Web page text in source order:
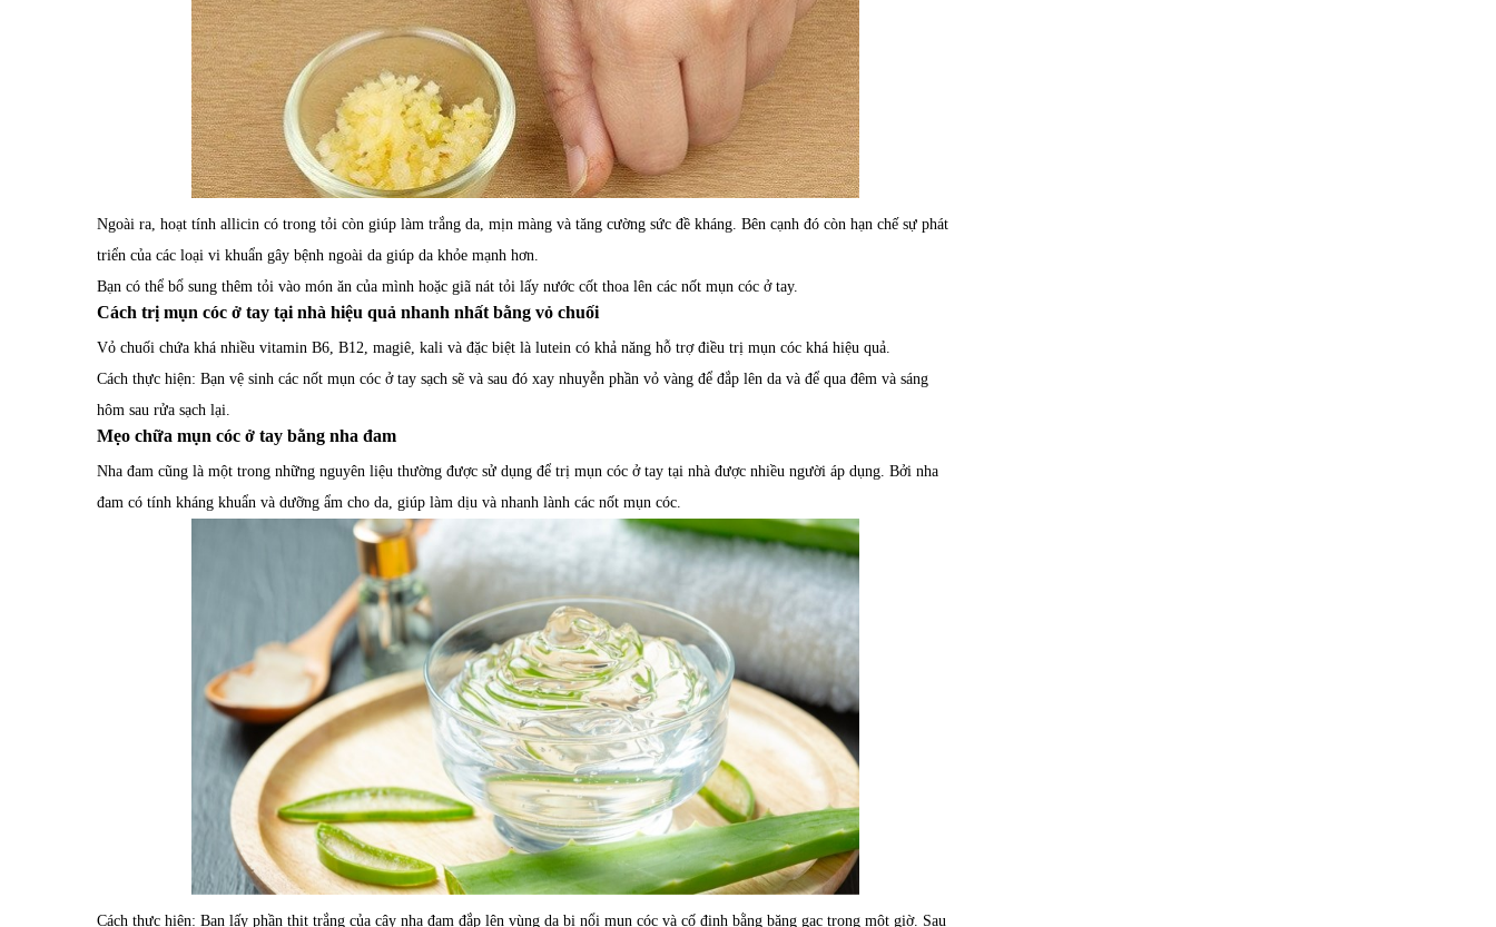
Ngoài ra, hoạt tính allicin có trong tỏi còn giúp làm trắng da, mịn màng và tăng cường sức đề kháng. Bên cạnh đó còn hạn chế sự phát
triển của các loại vi khuẩn gây bệnh ngoài da giúp da khỏe mạnh hơn.
Bạn có thể bổ sung thêm tỏi vào món ăn của mình hoặc giã nát tỏi lấy nước cốt thoa lên các nốt mụn cóc ở tay.
Cách trị mụn cóc ở tay tại nhà hiệu quả nhanh nhất bằng vỏ chuối
Vỏ chuối chứa khá nhiều vitamin B6, B12, magiê, kali và đặc biệt là lutein có khả năng hỗ trợ điều trị mụn cóc khá hiệu quả.
Cách thực hiện: Bạn vệ sinh các nốt mụn cóc ở tay sạch sẽ và sau đó xay nhuyễn phần vỏ vàng để đắp lên da và để qua đêm và sáng
hôm sau rửa sạch lại.
Mẹo chữa mụn cóc ở tay bằng nha đam
Nha đam cũng là một trong những nguyên liệu thường được sử dụng để trị mụn cóc ở tay tại nhà được nhiều người áp dụng. Bởi nha
đam có tính kháng khuẩn và dưỡng ẩm cho da, giúp làm dịu và nhanh lành các nốt mụn cóc.
Cách thực hiện: Bạn lấy phần thịt trắng của cây nha đam đắp lên vùng da bị nổi mụn cóc và cố định bằng băng gạc trong một giờ. Sau